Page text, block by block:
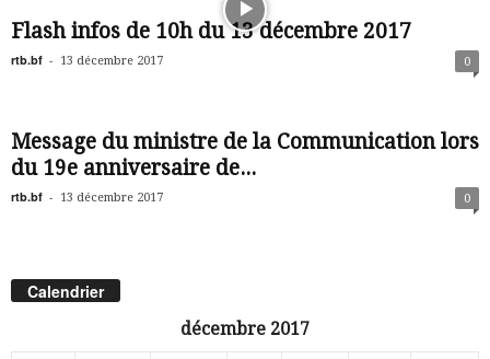
Flash infos de 10h du 13 décembre 2017
rtb.bf - 13 décembre 2017 0
Message du ministre de la Communication lors
du 19e anniversaire de...
rtb.bf - 13 décembre 2017 0
Calendrier
décembre 2017